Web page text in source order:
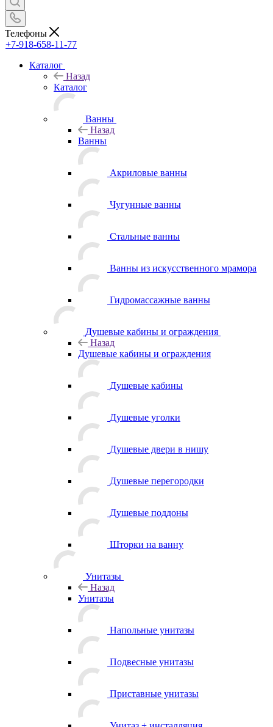
Телефоны
+7-918-658-11-77
Каталог
Назад
Каталог
Ванны
Назад
Ванны
Акриловые ванны
Чугунные ванны
Стальные ванны
Ванны из искусственного мрамора
Гидромассажные ванны
Душевые кабины и ограждения
Назад
Душевые кабины и ограждения
Душевые кабины
Душевые уголки
Душевые двери в нишу
Душевые перегородки
Душевые поддоны
Шторки на ванну
Унитазы
Назад
Унитазы
Напольные унитазы
Подвесные унитазы
Приставные унитазы